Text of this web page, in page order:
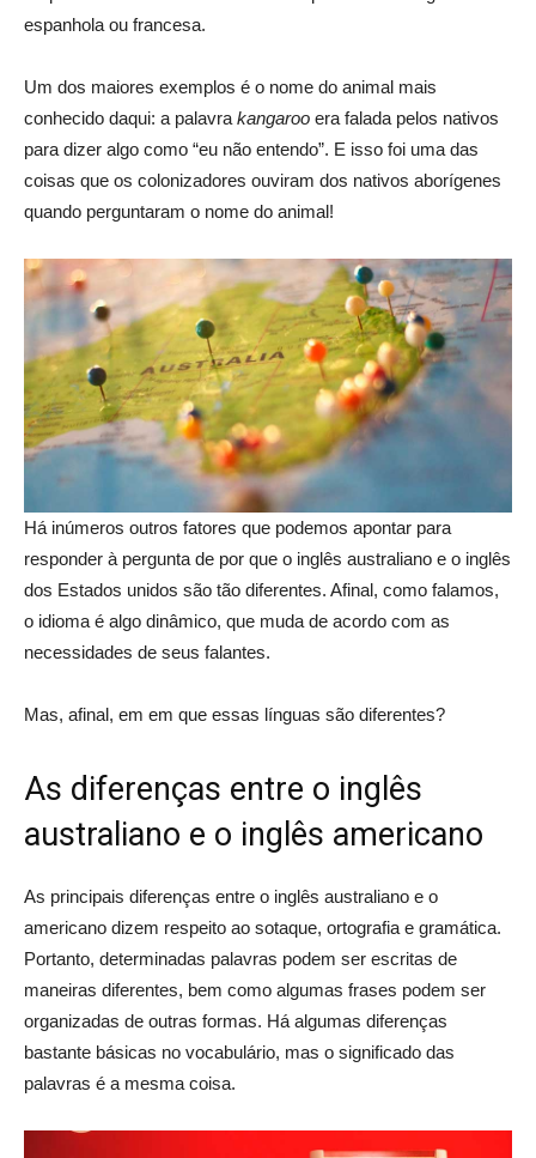
espanhola ou francesa.
Um dos maiores exemplos é o nome do animal mais
conhecido daqui: a palavra kangaroo era falada pelos nativos
para dizer algo como “eu não entendo”. E isso foi uma das
coisas que os colonizadores ouviram dos nativos aborígenes
quando perguntaram o nome do animal!
Há inúmeros outros fatores que podemos apontar para
responder à pergunta de por que o inglês australiano e o inglês
dos Estados unidos são tão diferentes. Afinal, como falamos,
o idioma é algo dinâmico, que muda de acordo com as
necessidades de seus falantes.
Mas, afinal, em em que essas línguas são diferentes?
As diferenças entre o inglês
australiano e o inglês americano
As principais diferenças entre o inglês australiano e o
americano dizem respeito ao sotaque, ortografia e gramática.
Portanto, determinadas palavras podem ser escritas de
maneiras diferentes, bem como algumas frases podem ser
organizadas de outras formas. Há algumas diferenças
bastante básicas no vocabulário, mas o significado das
palavras é a mesma coisa.